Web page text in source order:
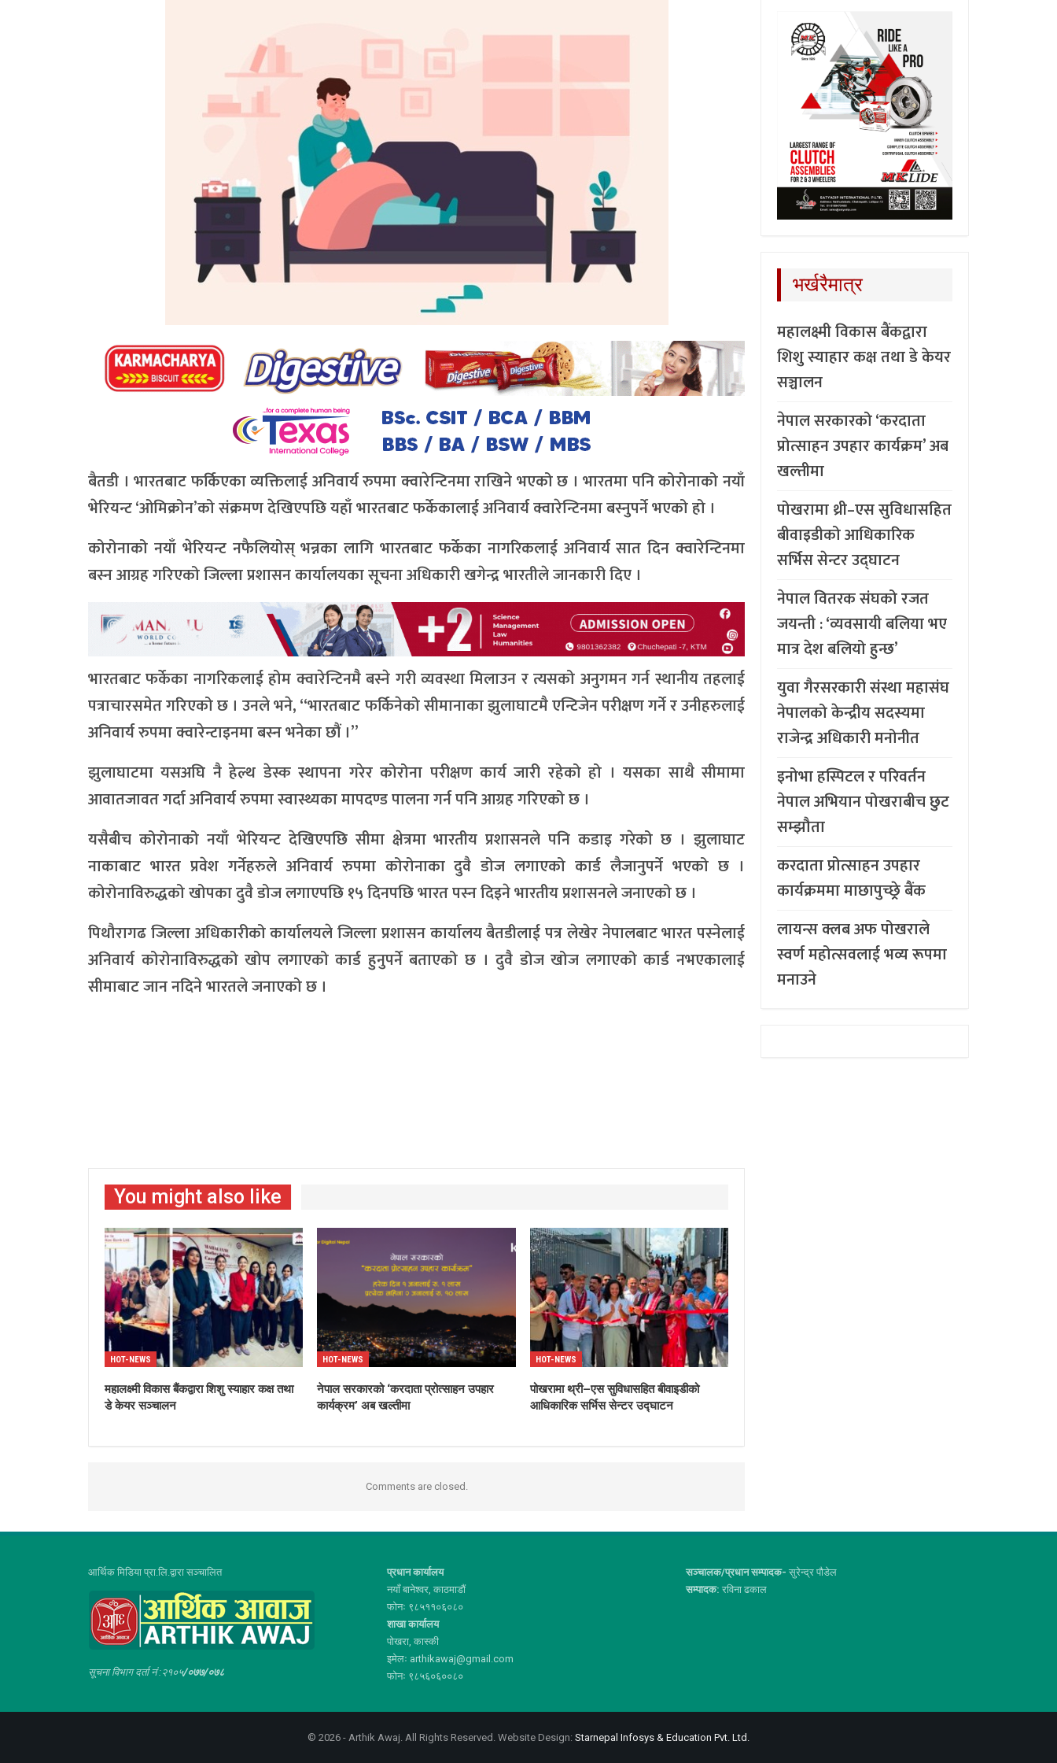
बैतडी । भारतबाट फर्किएका व्यक्तिलाई अनिवार्य रुपमा क्वारेन्टिनमा राखिने भएको छ । भारतमा पनि कोरोनाको नयाँ
भेरियन्ट ‘ओमिक्रोन’को संक्रमण देखिएपछि यहाँ भारतबाट फर्केकालाई अनिवार्य क्वारेन्टिनमा बस्नुपर्ने भएको हो ।
कोरोनाको नयाँ भेरियन्ट नफैलियोस् भन्नका लागि भारतबाट फर्केका नागरिकलाई अनिवार्य सात दिन क्वारेन्टिनमा
बस्न आग्रह गरिएको जिल्ला प्रशासन कार्यालयका सूचना अधिकारी खगेन्द्र भारतीले जानकारी दिए ।
भारतबाट फर्केका नागरिकलाई होम क्वारेन्टिनमै बस्ने गरी व्यवस्था मिलाउन र त्यसको अनुगमन गर्न स्थानीय तहलाई
पत्राचारसमेत गरिएको छ । उनले भने, “भारतबाट फर्किनेको सीमानाका झुलाघाटमै एन्टिजेन परीक्षण गर्ने र उनीहरुलाई
अनिवार्य रुपमा क्वारेन्टाइनमा बस्न भनेका छौं ।”
झुलाघाटमा यसअघि नै हेल्थ डेस्क स्थापना गरेर कोरोना परीक्षण कार्य जारी रहेको हो । यसका साथै सीमामा
आवातजावत गर्दा अनिवार्य रुपमा स्वास्थ्यका मापदण्ड पालना गर्न पनि आग्रह गरिएको छ ।
यसैबीच कोरोनाको नयाँ भेरियन्ट देखिएपछि सीमा क्षेत्रमा भारतीय प्रशासनले पनि कडाइ गरेको छ । झुलाघाट
नाकाबाट भारत प्रवेश गर्नेहरुले अनिवार्य रुपमा कोरोनाका दुवै डोज लगाएको कार्ड लैजानुपर्ने भएको छ ।
कोरोनाविरुद्धको खोपका दुवै डोज लगाएपछि १५ दिनपछि भारत पस्न दिइने भारतीय प्रशासनले जनाएको छ ।
पिथौरागढ जिल्ला अधिकारीको कार्यालयले जिल्ला प्रशासन कार्यालय बैतडीलाई पत्र लेखेर नेपालबाट भारत पस्नेलाई
अनिवार्य कोरोनाविरुद्धको खोप लगाएको कार्ड हुनुपर्ने बताएको छ । दुवै डोज खोज लगाएको कार्ड नभएकालाई
सीमाबाट जान नदिने भारतले जनाएको छ ।
You might also like
HOT-NEWS
महालक्ष्मी विकास बैंकद्वारा शिशु स्याहार कक्ष तथा
डे केयर सञ्चालन
HOT-NEWS
नेपाल सरकारको ‘करदाता प्रोत्साहन उपहार
कार्यक्रम’ अब खल्तीमा
HOT-NEWS
पोखरामा थ्री–एस सुविधासहित बीवाइडीको
आधिकारिक सर्भिस सेन्टर उद्घाटन
Comments are closed.
भर्खरैमात्र
महालक्ष्मी विकास बैंकद्वारा
शिशु स्याहार कक्ष तथा डे केयर
सञ्चालन
नेपाल सरकारको ‘करदाता
प्रोत्साहन उपहार कार्यक्रम’ अब
खल्तीमा
पोखरामा थ्री–एस सुविधासहित
बीवाइडीको आधिकारिक
सर्भिस सेन्टर उद्घाटन
नेपाल वितरक संघको रजत
जयन्ती : ‘व्यवसायी बलिया भए
मात्र देश बलियो हुन्छ’
युवा गैरसरकारी संस्था महासंघ
नेपालको केन्द्रीय सदस्यमा
राजेन्द्र अधिकारी मनोनीत
इनोभा हस्पिटल र परिवर्तन
नेपाल अभियान पोखराबीच छुट
सम्झौता
करदाता प्रोत्साहन उपहार
कार्यक्रममा माछापुच्छ्र्रे बैंक
लायन्स क्लब अफ पोखराले
स्वर्ण महोत्सवलाई भव्य रूपमा
मनाउने
आर्थिक मिडिया प्रा.लि.द्वारा सञ्चालित
सूचना विभाग दर्ता नं :२१०५/०७७/०७८
प्रधान कार्यालय
नयाँ बानेश्वर, काठमाडौं
फोनः ९८५११०६०८०
शाखा कार्यालय
पोखरा, कास्की
इमेलः arthikawaj@gmail.com
फोनः ९८५६०६००८०
सञ्चालक/प्रधान सम्पादक- सुरेन्द्र पौडेल
सम्पादक: रविना ढकाल
© 2026 - Arthik Awaj. All Rights Reserved. Website Design: Starnepal Infosys & Education Pvt. Ltd.